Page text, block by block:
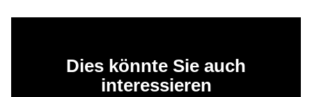
Dies könnte Sie auch
interessieren